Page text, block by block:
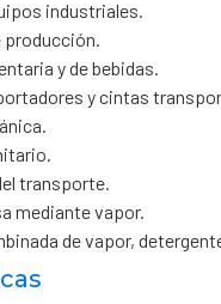
industriales.
y de bebidas.
y cintas
transporte.
mediante vapor.
de vapor,